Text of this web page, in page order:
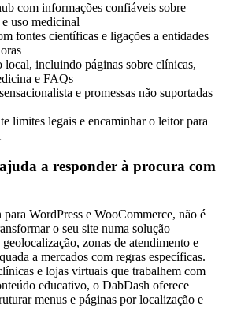
com informações confiáveis sobre
uso medicinal
fontes científicas e ligações a entidades
local, incluindo páginas sobre clínicas,
e FAQs
e promessas não suportadas
limites legais e encaminhar o leitor para
a responder à procura com
WordPress e WooCommerce, não é
o seu site numa solução
zonas de atendimento e
a mercados com regras específicas.
e lojas virtuais que trabalhem com
educativo, o DabDash oferece
menus e páginas por localização e